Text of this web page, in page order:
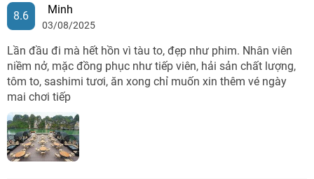
8.6 Minh
03/08/2025
Lần đầu đi mà hết hồn vì tàu to, đẹp như phim. Nhân viên
niềm nở, mặc đồng phục như tiếp viên, hải sản chất lượng,
tôm to, sashimi tươi, ăn xong chỉ muốn xin thêm vé ngày
mai chơi tiếp